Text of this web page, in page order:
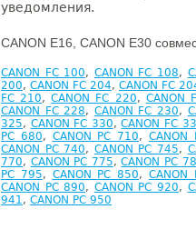
уведомления.
CANON E16, CANON E30
CANON FC 100, CANON FC 108,
200, CANON FC 204, CANON FC
FC 210,CANON FC 220, CANON
CANON FC 228, CANON FC 230,
325, CANON FC 330,CANON FC
PC 680, CANON PC 710, CANON
CANON PC 740, CANON PC 745,
770, CANON PC 775,CANON PC
PC 795, CANON PC 850, CANON
CANON PC 890, CANON PC 920,
941, CANON PC 950